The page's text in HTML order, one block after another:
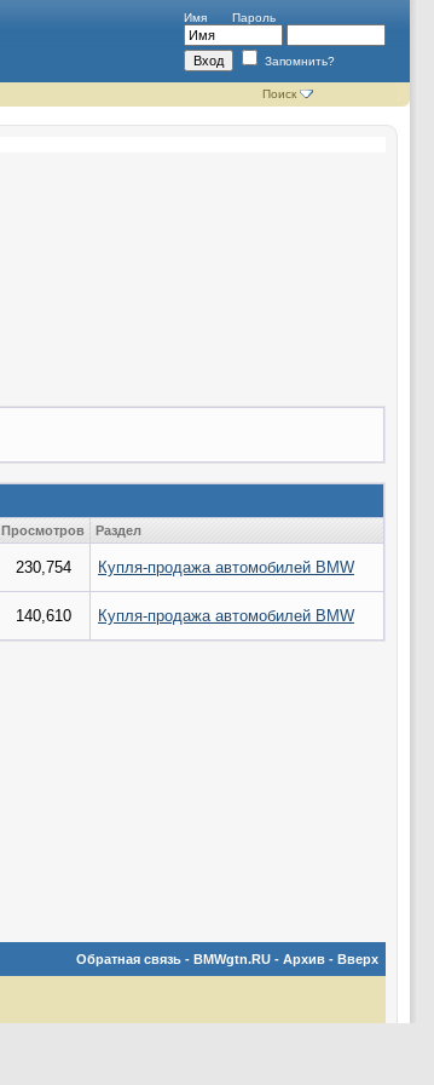
Имя Пароль
Запомнить?
Поиск
Просмотров Раздел
230,754 Купля-продажа автомобилей BMW
140,610 Купля-продажа автомобилей BMW
Обратная связь - BMWgtn.RU - Архив - Вверх